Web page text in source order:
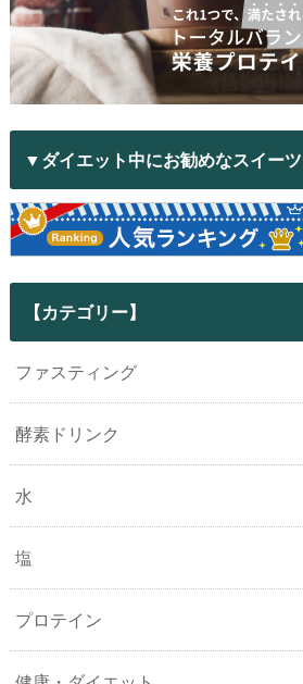
▼ダイエット中にお勧めなスイーツ
【カテゴリー】
ファスティング
酵素ドリンク
水
塩
プロテイン